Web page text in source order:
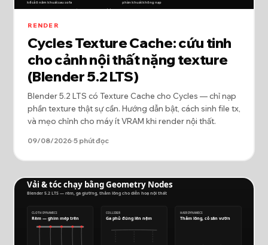
RENDER
Cycles Texture Cache: cứu tinh
cho cảnh nội thất nặng texture
(Blender 5.2 LTS)
Blender 5.2 LTS có Texture Cache cho Cycles — chỉ nạp
phần texture thật sự cần. Hướng dẫn bật, cách sinh file tx,
và mẹo chỉnh cho máy ít VRAM khi render nội thất.
09/08/2026·5 phút đọc